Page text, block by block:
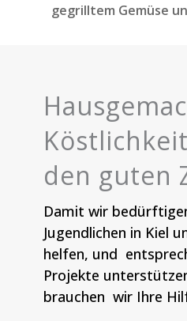
gegrilltem Gemüse
den guten
Damit wir
Jugendlichen in Kiel
helfen, und
Projekte
brauchen wir Ihre